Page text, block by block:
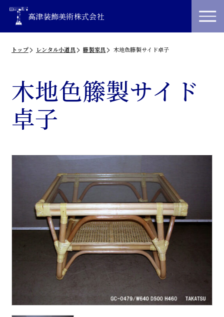
高津装飾美術株式会社
トップ レンタル小道具 籐製家具 木地色籐製サイド卓子
木地色籐製サイド
卓子